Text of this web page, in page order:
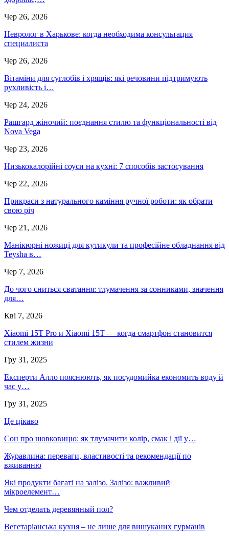
Чер 26, 2026
Невролог в Харькове: когда необходима консультация
специалиста
Чер 26, 2026
Вітаміни для суглобів і хрящів: які речовини підтримують
рухливість і…
Чер 24, 2026
Рашгард жіночий: поєднання стилю та функціональності від
Nova Vega
Чер 23, 2026
Низькокалорійні соуси на кухні: 7 способів застосування
Чер 22, 2026
Прикраси з натурального каміння ручної роботи: як обрати
свою річ
Чер 21, 2026
Манікюрні ножиці для кутикули та професійне обладнання від
Teysha в…
Чер 7, 2026
До чого сниться сватання: тлумачення за сонниками, значення
для…
Кві 7, 2026
Xiaomi 15T Pro и Xiaomi 15T — когда смартфон становится
стилем жизни
Гру 31, 2025
Експерти Алло пояснюють, як посудомийка економить воду й
час у…
Гру 31, 2025
Це цікаво
Сон про шовковицю: як тлумачити колір, смак і дії у…
Журавлина: переваги, властивості та рекомендації по
вживанню
Які продукти багаті на залізо. Залізо: важливий
мікроелемент…
Чем отделать деревянный пол?
Вегетаріанська кухня – не лише для вишуканих гурманів